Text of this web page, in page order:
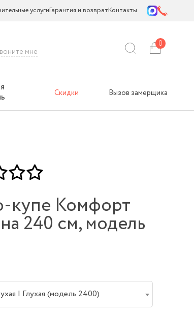
услугиГарантия и возвратКонтакты
мне
0
Скидки Вызов замерщика
купе Комфорт
240 см, модель
| Глухая (модель 2400)